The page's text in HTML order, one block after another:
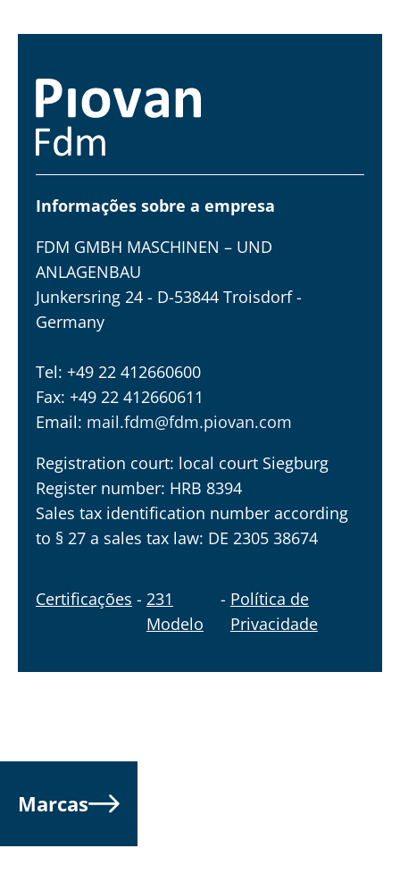
Informações sobre a empresa
FDM GMBH MASCHINEN – UND
ANLAGENBAU
Junkersring 24 - D-53844 Troisdorf -
Germany
Tel: +49 22 412660600
Fax: +49 22 412660611
Email: mail.fdm@fdm.piovan.com
Registration court: local court Siegburg
Register number: HRB 8394
Sales tax identification number according
to § 27 a sales tax law: DE 2305 38674
Certificações - 231
Modelo
- Política de
Privacidade
Marcas